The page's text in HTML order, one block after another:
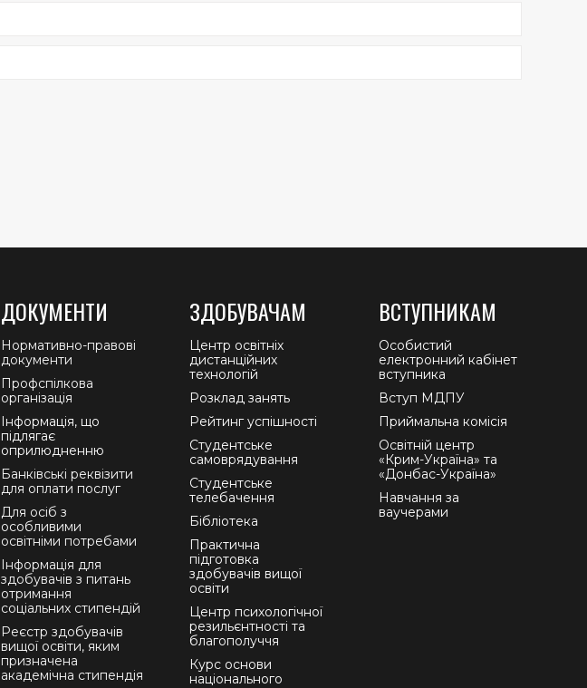
ДОКУМЕНТИ
Нормативно-правові
документи
Профспілкова
організація
Інформація, що
підлягає
оприлюдненню
Банківські реквізити
для оплати послуг
Для осіб з
особливими
освітніми потребами
Інформація для
здобувачів з питань
отримання
соціальних стипендій
Реєстр здобувачів
вищої освіти, яким
призначена
академічна стипендія
ЗДОБУВАЧАМ
Центр освітніх
дистанційних
технологій
Розклад занять
Рейтинг успішності
Студентське
самоврядування
Студентське
телебачення
Бібліотека
Практична
підготовка
здобувачів вищої
освіти
Центр психологічної
резильєнтності та
благополуччя
Курс основи
національного
ВСТУПНИКАМ
Особистий
електронний кабінет
вступника
Вступ МДПУ
Приймальна комісія
Освітній центр
«Крим-Україна» та
«Донбас-Україна»
Навчання за
ваучерами